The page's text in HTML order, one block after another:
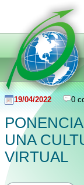
19/04/2022 0
UNA
VIRTUAL